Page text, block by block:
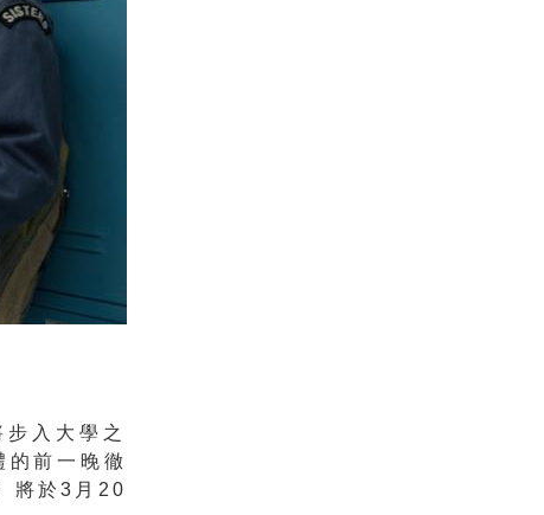
步入大學之
前一晚徹
將於3月20